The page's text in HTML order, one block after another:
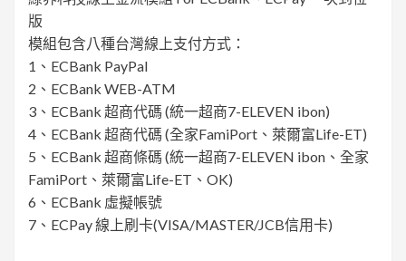
版
模組包含八種台灣線上支付方式：
1、ECBank PayPal
2、ECBank WEB-ATM
3、ECBank 超商代碼 (統一超商7-ELEVEN ibon)
4、ECBank 超商代碼 (全家FamiPort、萊爾富Life-ET)
5、ECBank 超商條碼 (統一超商7-ELEVEN ibon、全家
FamiPort、萊爾富Life-ET、OK)
6、ECBank 虛擬帳號
7、ECPay 線上刷卡(VISA/MASTER/JCB信用卡)